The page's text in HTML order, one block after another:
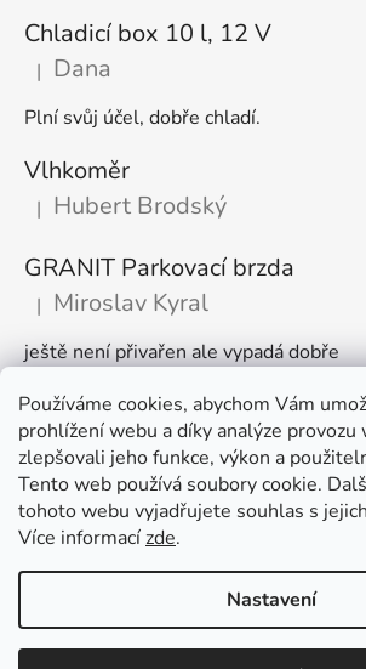
Používáme cookies, abychom Vám
prohlížení webu a díky analýze provozu
zlepšovali jeho funkce, výkon a
Tento web používá soubory cookie.
tohoto webu vyjadřujete souhlas s
Více informacízde.
Nastavení
Chladicí box 10 l, 12 V
Hodnocení produktu je 5 z 5 hvězdiček.
| Dana
Plní svůj účel, dobře chladí.
Vlhkoměr
Hodnocení produktu je 5 z 5 hvězdiček.
| Hubert Brodský
GRANIT Parkovací brzda
Hodnocení produktu je 5 z 5 hvězdiček.
| Miroslav Kyral
ještě není přivařen ale vypadá dobře
Články
🌾 Prodlužujeme otevírací dobu
Časté dotazy
Věrnostní program
Vytvořil Shoptet